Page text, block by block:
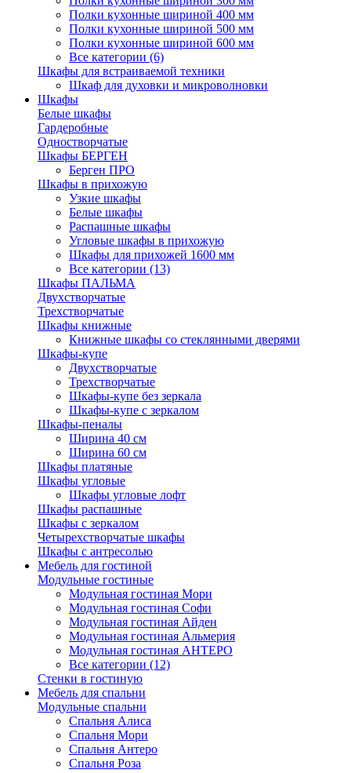
Полки кухонные шириной 400 мм
Полки кухонные шириной 500 мм
Полки кухонные шириной 600 мм
Все категории (6)
Шкафы для встраиваемой техники
Шкаф для духовки и микроволновки
Шкафы
Белые шкафы
Гардеробные
Одностворчатые
Шкафы БЕРГЕН
Берген ПРО
Шкафы в прихожую
Узкие шкафы
Белые шкафы
Распашные шкафы
Угловые шкафы в прихожую
Шкафы для прихожей 1600 мм
Все категории (13)
Шкафы ПАЛЬМА
Двухстворчатые
Трехстворчатые
Шкафы книжные
Книжные шкафы со стеклянными дверями
Шкафы-купе
Двухстворчатые
Трехстворчатые
Шкафы-купе без зеркала
Шкафы-купе с зеркалом
Шкафы-пеналы
Ширина 40 см
Ширина 60 см
Шкафы платяные
Шкафы угловые
Шкафы угловые лофт
Шкафы распашные
Шкафы с зеркалом
Четырехстворчатые шкафы
Шкафы с антресолью
Мебель для гостиной
Модульные гостиные
Модульная гостиная Мори
Модульная гостиная Софи
Модульная гостиная Айден
Модульная гостиная Альмерия
Модульная гостиная АНТЕРО
Все категории (12)
Стенки в гостиную
Мебель для спальни
Модульные спальни
Спальня Алиса
Спальня Мори
Спальня Антеро
Спальня Роза